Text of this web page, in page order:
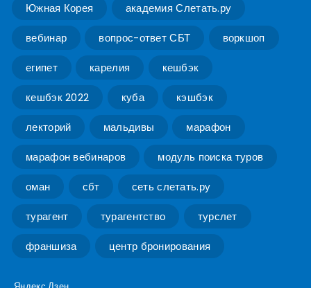
Южная Корея академия Слетать.ру
вебинар вопрос-ответ СБТ воркшоп
египет карелия кешбэк
кешбэк 2022 куба кэшбэк
лекторий мальдивы марафон
марафон вебинаров модуль поиска туров
оман сбт сеть слетать.ру
турагент турагентство турслет
франшиза центр бронирования